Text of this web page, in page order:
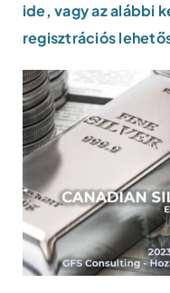
ide, vagy az alábbi
regisztrációs